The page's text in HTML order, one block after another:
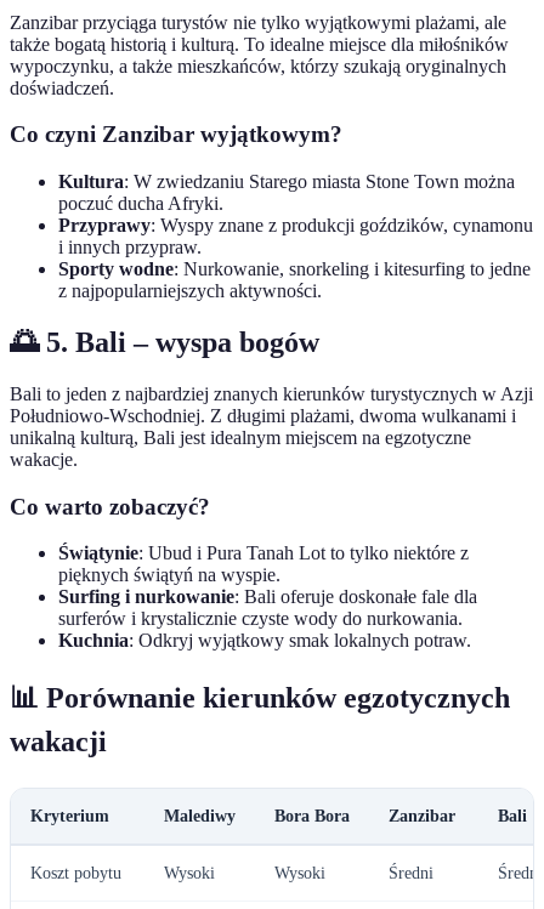
Zanzibar przyciąga turystów nie tylko wyjątkowymi plażami, ale
także bogatą historią i kulturą. To idealne miejsce dla miłośników
wypoczynku, a także mieszkańców, którzy szukają oryginalnych
doświadczeń.
Co czyni Zanzibar wyjątkowym?
Kultura: W zwiedzaniu Starego miasta Stone Town można
poczuć ducha Afryki.
Przyprawy: Wyspy znane z produkcji goździków, cynamonu
i innych przypraw.
Sporty wodne: Nurkowanie, snorkeling i kitesurfing to jedne
z najpopularniejszych aktywności.
🌅 5. Bali – wyspa bogów
Bali to jeden z najbardziej znanych kierunków turystycznych w Azji
Południowo-Wschodniej. Z długimi plażami, dwoma wulkanami i
unikalną kulturą, Bali jest idealnym miejscem na egzotyczne
wakacje.
Co warto zobaczyć?
Świątynie: Ubud i Pura Tanah Lot to tylko niektóre z
pięknych świątyń na wyspie.
Surfing i nurkowanie: Bali oferuje doskonałe fale dla
surferów i krystalicznie czyste wody do nurkowania.
Kuchnia: Odkryj wyjątkowy smak lokalnych potraw.
📊 Porównanie kierunków egzotycznych
wakacji
Kryterium Malediwy Bora Bora Zanzibar Bali
Koszt pobytu Wysoki Wysoki Średni Średni